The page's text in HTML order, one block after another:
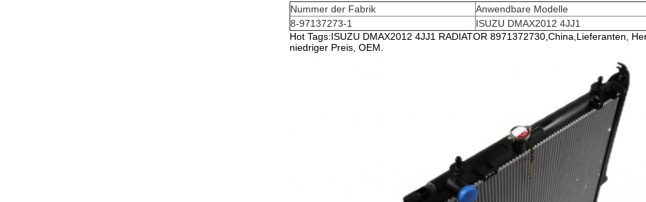
Nummer der Fabrik
Anwendbare Modelle
8-97137273-1
ISUZU DMAX2012 4JJ1
Hot Tags:ISUZU DMAX2012 4JJ1 RADIATOR 8971372730,China,Lieferanten,
niedriger Preis, OEM.